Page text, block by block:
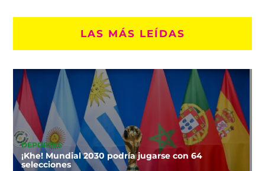
LAS MÁS LEÍDAS
DEPORTES
¡Khe! Mundial 2030 podría jugarse con 64
selecciones